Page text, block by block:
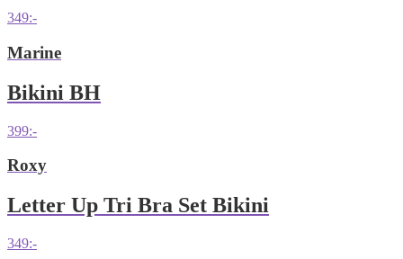
349:-
Marine
Bikini BH
399:-
Roxy
Letter Up Tri Bra Set Bikini
349:-